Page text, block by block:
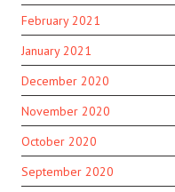
February 2021
January 2021
December 2020
November 2020
October 2020
September 2020